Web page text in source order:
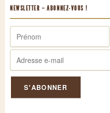
NEWSLETTER – ABONNEZ-VOUS !